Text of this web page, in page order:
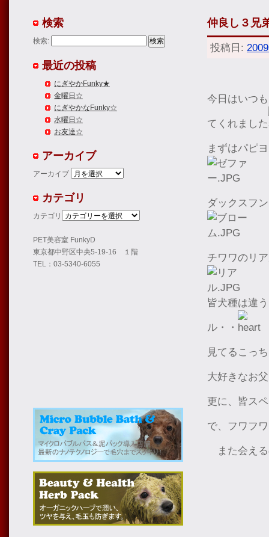
仲良し３兄
投稿日:
今日はいつ
てくれました
まずはパピ
ダックスフ
チワワのリ
皆犬種は違
ル・・
見てるこっ
大好きなお
更に、皆ス
で、フワフ
また会える
検索
検索:
最近の投稿
にぎやかFunky★
金曜日☆
にぎやかなFunky☆
水曜日☆
お友達☆
アーカイブ
アーカイブ
カテゴリ
カテゴリ
PET美容室 FunkyD
東京都中野区中央5-19-16 １階
TEL：03-5340-6055